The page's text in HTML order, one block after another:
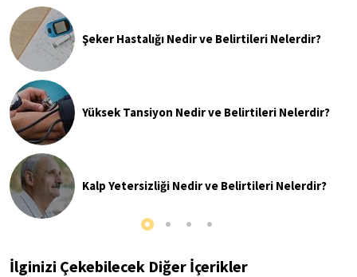
Şeker Hastalığı Nedir ve Belirtileri Nelerdir?
Yüksek Tansiyon Nedir ve Belirtileri Nelerdir?
Kalp Yetersizliği Nedir ve Belirtileri Nelerdir?
İlginizi Çekebilecek Diğer İçerikler